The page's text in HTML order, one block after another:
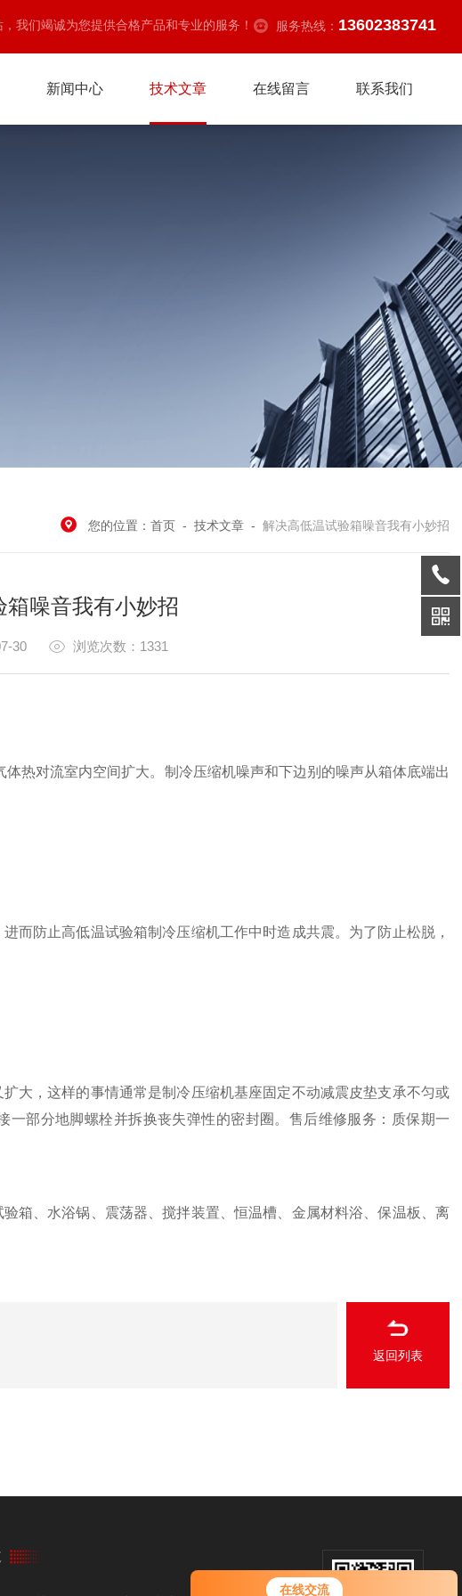
在线交流
我们竭诚为您提供合格产品和专业的服务！ 服务热线： 13602383741
新闻中心 技术文章 在线留言 联系我们
您的位置： 首页 - 技术文章 - 解决高低温试验箱噪音我有小妙招
噪音我有小妙招
07-30 浏览次数：1331
对流室内空间扩大。制冷压缩机噪声和下边别的噪声从箱体底端出
防止高低温试验箱制冷压缩机工作中时造成共震。为了防止松脱，
，这样的事情通常是制冷压缩机基座固定不动减震皮垫支承不匀或
部分地脚螺栓并拆换丧失弹性的密封圈。售后维修服务：质保期一
、水浴锅、震荡器、搅拌装置、恒温槽、金属材料浴、保温板、离
返回列表